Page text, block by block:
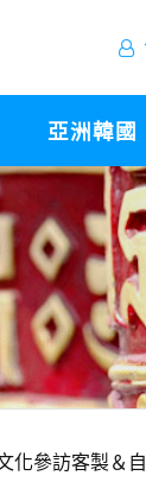
亞洲韓國
化參訪客製＆